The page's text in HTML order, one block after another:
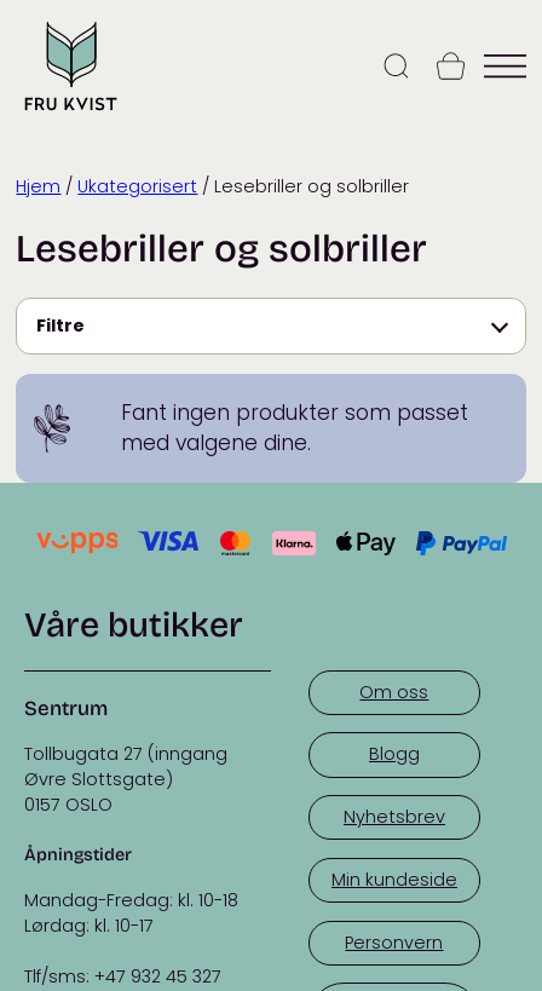
content
Hjem / Ukategorisert / Lesebriller og solbriller
Lesebriller og solbriller
Filtre
Fant ingen produkter som passet
med valgene dine.
Våre butikker
Sentrum
Tollbugata 27 (inngang
Øvre Slottsgate)
0157 OSLO
Åpningstider
Mandag-Fredag: kl. 10-18
Lørdag: kl. 10-17
Tlf/sms: +47 932 45 327
Om oss
Blogg
Nyhetsbrev
Min kundeside
Personvern